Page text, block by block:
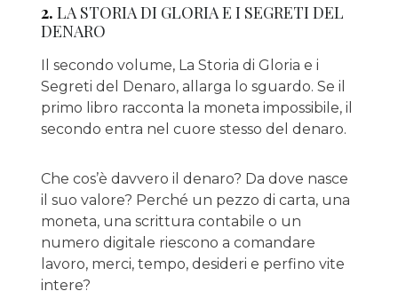
2. LA STORIA DI GLORIA E I SEGRETI DEL
DENARO
Il secondo volume, La Storia di Gloria e i
Segreti del Denaro, allarga lo sguardo. Se il
primo libro racconta la moneta impossibile, il
secondo entra nel cuore stesso del denaro.
Che cos’è davvero il denaro? Da dove nasce
il suo valore? Perché un pezzo di carta, una
moneta, una scrittura contabile o un
numero digitale riescono a comandare
lavoro, merci, tempo, desideri e perfino vite
intere?